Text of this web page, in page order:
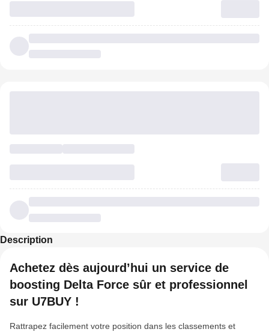
Description
Achetez dès aujourd’hui un service de
boosting Delta Force sûr et professionnel
sur U7BUY !
Rattrapez facilement votre position dans les classements et